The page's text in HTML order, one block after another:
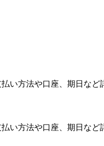
い方法や口座、期日など
い方法や口座、期日など